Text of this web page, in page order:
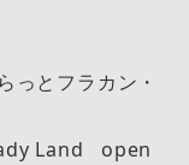
とフラカン・
Land open